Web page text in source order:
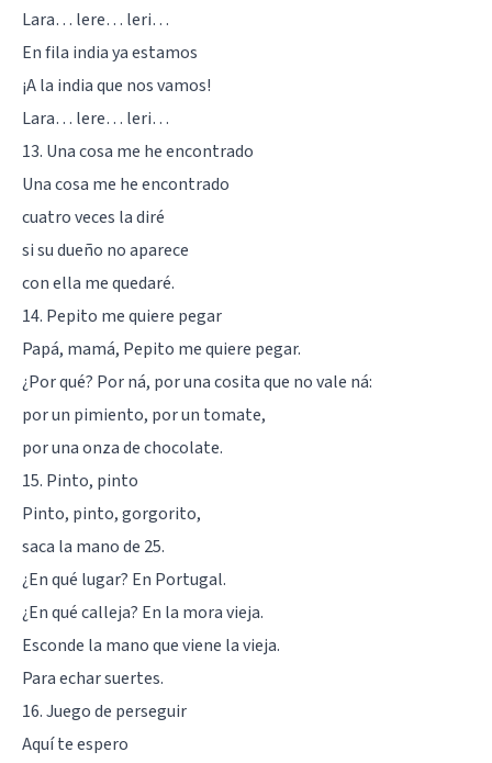
Lara… lere… leri…
En fila india ya estamos
¡A la india que nos vamos!
Lara… lere… leri…
13. Una cosa me he encontrado
Una cosa me he encontrado
cuatro veces la diré
si su dueño no aparece
con ella me quedaré.
14. Pepito me quiere pegar
Papá, mamá, Pepito me quiere pegar.
¿Por qué? Por ná, por una cosita que no vale ná:
por un pimiento, por un tomate,
por una onza de chocolate.
15. Pinto, pinto
Pinto, pinto, gorgorito,
saca la mano de 25.
¿En qué lugar? En Portugal.
¿En qué calleja? En la mora vieja.
Esconde la mano que viene la vieja.
Para echar suertes.
16. Juego de perseguir
Aquí te espero